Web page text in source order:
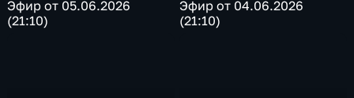
Эфир от 05.06.2026
(21:10)
Эфир от 04.06.2026
(21:10)